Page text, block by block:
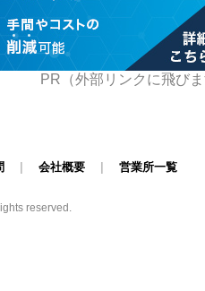
PR（外部リンクに飛びま
会社概要 営業所一覧
reserved.